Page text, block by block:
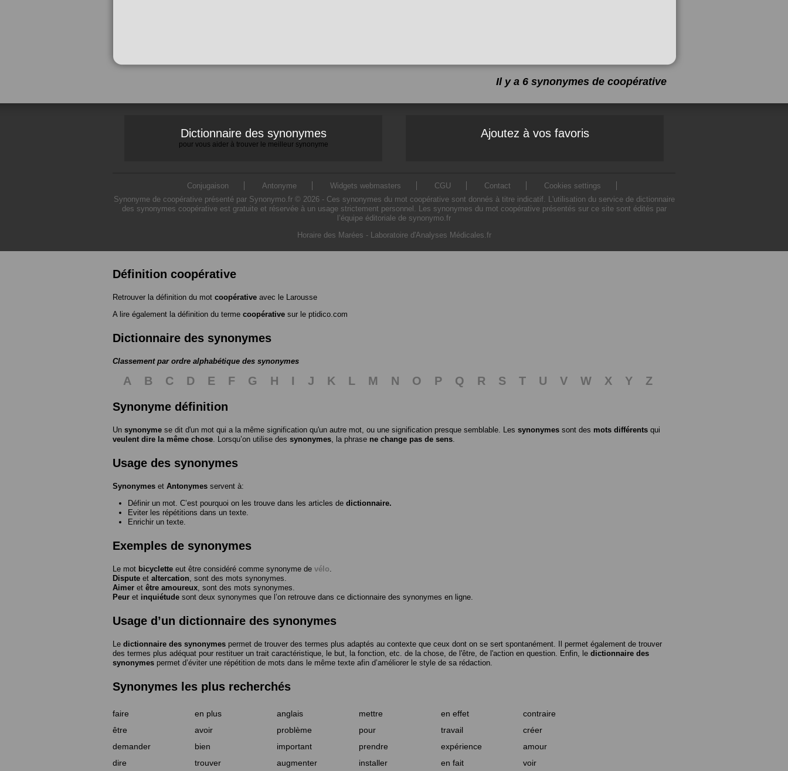
Il y a 6 synonymes de coopérative
Dictionnaire des synonymes
pour vous aider à trouver le meilleur synonyme
Ajoutez à vos favoris
Conjugaison Antonyme Widgets webmasters CGU Contact
Cookies settings
Synonyme de coopérative présenté par Synonymo.fr © 2026 - Ces synonymes du mot coopérative sont donnés à titre indicatif. L'utilisation du service de dictionnaire
des synonymes coopérative est gratuite et réservée à un usage strictement personnel. Les synonymes du mot coopérative présentés sur ce site sont édités par
l’équipe éditoriale de synonymo.fr
Horaire des Marées - Laboratoire d'Analyses Médicales.fr
Définition coopérative
Retrouver la définition du mot coopérative avec le Larousse
A lire également la définition du terme coopérative sur le ptidico.com
Dictionnaire des synonymes
Classement par ordre alphabétique des synonymes
A B C D E F G H I J K L M N O P Q R S T U V W X Y
Z
Synonyme définition
Un synonyme se dit d'un mot qui a la même signification qu'un autre mot, ou une signification presque semblable. Les synonymes sont des mots différents qui
veulent dire la même chose . Lorsqu’on utilise des synonymes , la phrase ne change pas de sens
Usage des synonymes
Synonymes et Antonymes servent à:
Définir un mot. C’est pourquoi on les trouve dans les articles de dictionnaire.
Eviter les répétitions dans un texte.
Enrichir un texte.
Exemples de synonymes
Le mot bicyclette eut être considéré comme synonyme de vélo
Dispute et altercation , sont des mots synonymes.
Aimer et être amoureux , sont des mots synonymes.
Peur et inquiétude sont deux synonymes que l’on retrouve dans ce dictionnaire des synonymes en ligne.
Usage d’un dictionnaire des synonymes
Le dictionnaire des synonymes permet de trouver des termes plus adaptés au contexte que ceux dont on se sert spontanément. Il permet également de trouver
des termes plus adéquat pour restituer un trait caractéristique, le but, la fonction, etc. de la chose, de l'être, de l'action en question. Enfin, le dictionnaire des
synonymes permet d’éviter une répétition de mots dans le même texte afin d’améliorer le style de sa rédaction.
Synonymes les plus recherchés
faire en plus anglais mettre en effet
contraire
être
avoir problème pour travail
créer
demander
bien important prendre expérience
amour
dire
trouver augmenter installer en fait voir